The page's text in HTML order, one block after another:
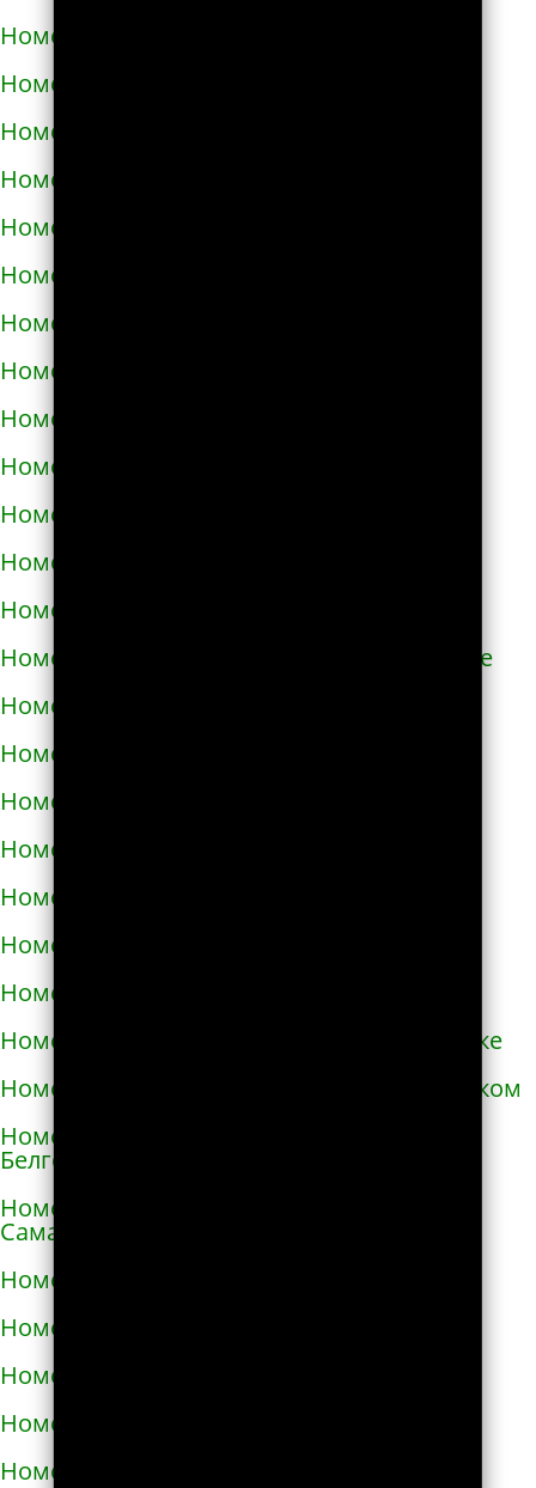
Номера телефонов такси в Яворове
Номера телефонов такси в Яготине
Номера телефонов такси в Абазе
Номера телефонов такси в Абакане
Номера телефонов такси в Абдулино
Номера телефонов такси в Абинске
Номера телефонов такси в Агидели
Номера телефонов такси в Агинском
Номера телефонов такси в Агрызе
Номера телефонов такси в Адыгейске
Номера телефонов такси в Азнакаево
Номера телефонов такси в Азове
Номера телефонов такси в Ак-Довураке
Номера телефонов такси в Академгородке
Номера телефонов такси в Аксае
Номера телефонов такси в Алагире
Номера телефонов такси в Алапаевске
Номера телефонов такси в Алатыре
Номера телефонов такси в Алдане
Номера телефонов такси в Алейске
Номера телефонов такси в Александрове
Номера телефонов такси в Александровске
Номера телефонов такси в Александровском
Номера телефонов такси в Алексеевке
Белгородской области
Номера телефонов такси в Алексеевке
Самарской области
Номера телефонов такси в Алексине
Номера телефонов такси в Алупке
Номера телефонов такси в Алуште
Номера телефонов такси в Альметьевске
Номера телефонов такси в Амурске